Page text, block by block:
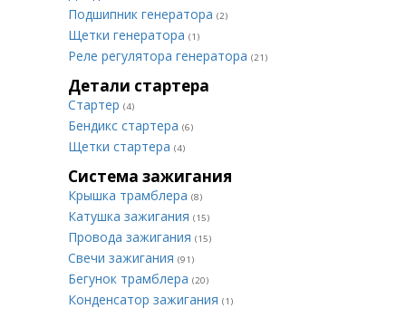
Подшипник генератора (2)
Щетки генератора (1)
Реле регулятора генератора (21)
Детали стартера
Стартер (4)
Бендикс стартера (6)
Щетки стартера (4)
Система зажигания
Крышка трамблера (8)
Катушка зажигания (15)
Провода зажигания (15)
Свечи зажигания (91)
Бегунок трамблера (20)
Конденсатор зажигания (1)